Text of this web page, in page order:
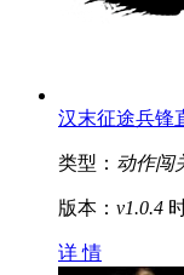
汉末征途兵锋
类型： 动作闯
版本： v1.0.4
详 情